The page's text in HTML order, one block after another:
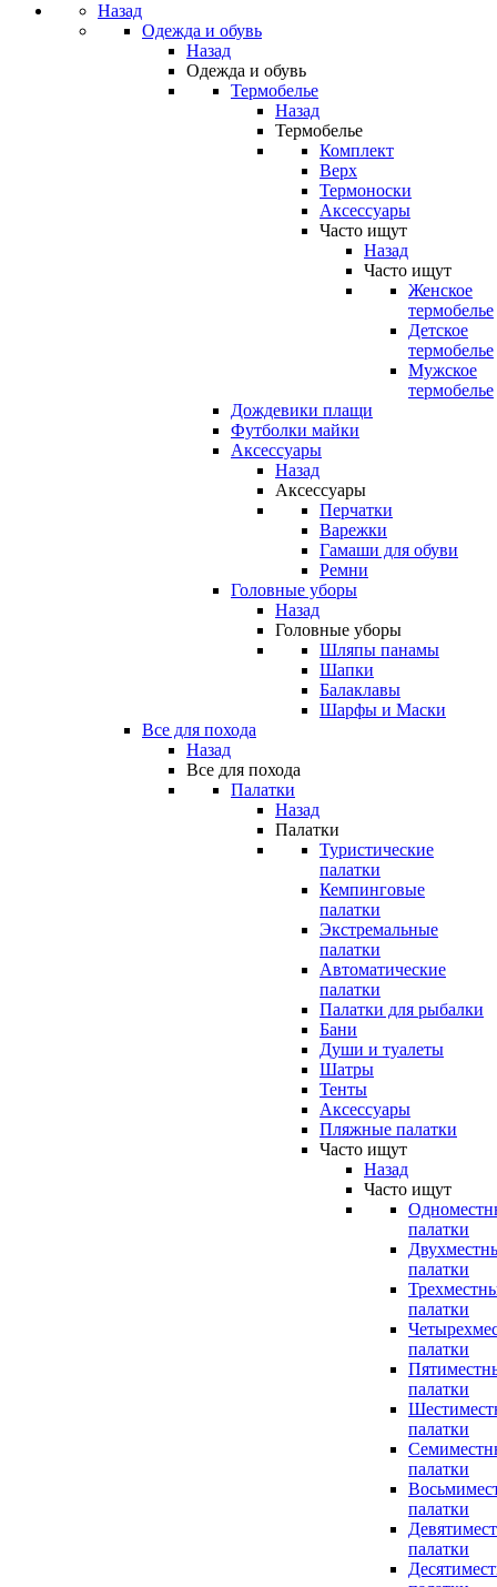
Назад
Одежда и обувь
Назад
Одежда и обувь
Термобелье
Назад
Термобелье
Комплект
Верх
Термоноски
Аксессуары
Часто ищут
Назад
Часто ищут
Женское
термобелье
Детское
термобелье
Мужское
термобелье
Дождевики плащи
Футболки майки
Аксессуары
Назад
Аксессуары
Перчатки
Варежки
Гамаши для обуви
Ремни
Головные уборы
Назад
Головные уборы
Шляпы панамы
Шапки
Балаклавы
Шарфы и Маски
Все для похода
Назад
Все для похода
Палатки
Назад
Палатки
Туристические
палатки
Кемпинговые
палатки
Экстремальные
палатки
Автоматические
палатки
Палатки для рыбалки
Бани
Души и туалеты
Шатры
Тенты
Аксессуары
Пляжные палатки
Часто ищут
Назад
Часто ищут
палатки
палатки
палатки
палатки
палатки
палатки
палатки
палатки
палатки